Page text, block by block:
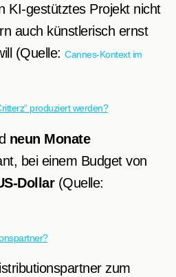
KI-gestütztes Projekt nicht
auch künstlerisch ernst
(Quelle: Cannes-Kontext im
produziert werden?
neun Monate
bei einem Budget von
Dollar(Quelle:
zum